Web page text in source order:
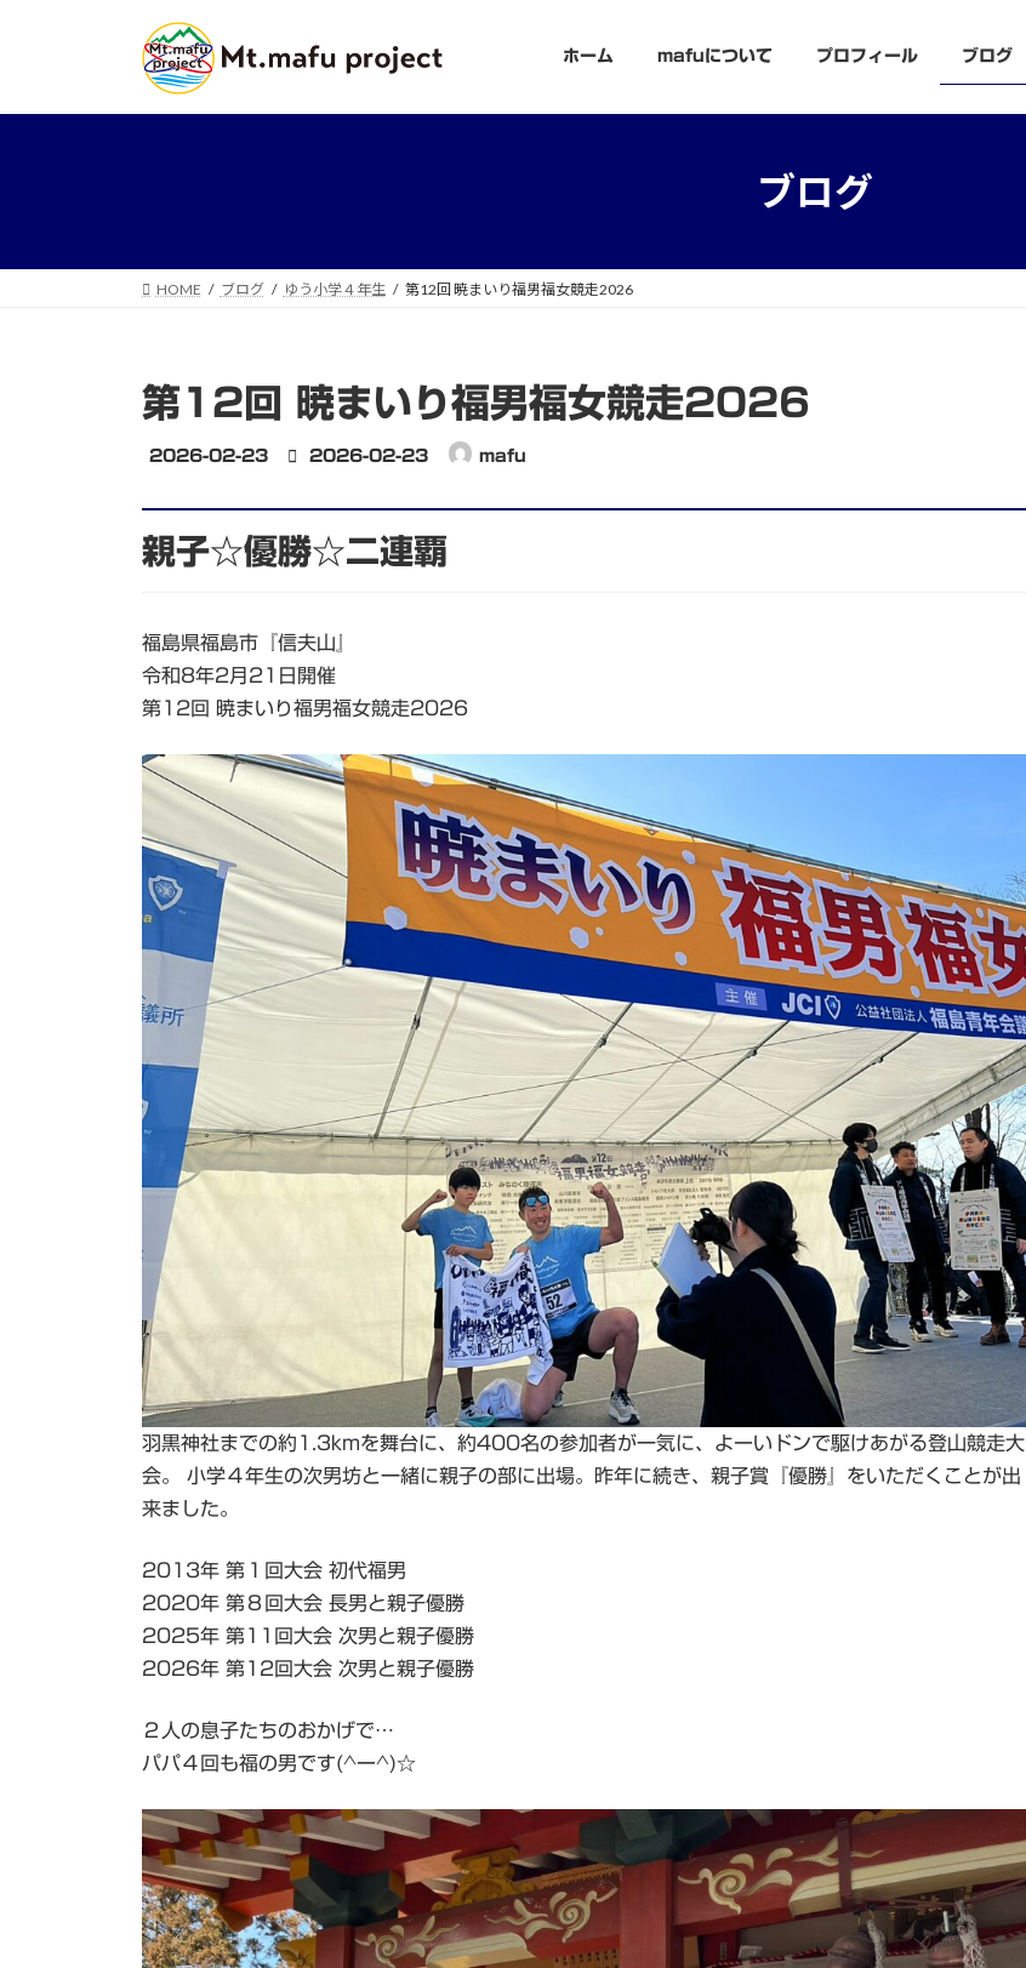
プ
動
ホーム mafuについて プロフィール ブログ
ブログ
HOME ブログ ゆう小学４年生 第12回 暁まいり福男福女競走2026
第12回 暁まいり福男福女競走2026
2026-02-23
最
日
2026-02-23 mafu
親子☆優勝☆二連覇
福島県福島市『信夫山』
令和8年2月21日開催
第12回 暁まいり福男福女競走2026
羽黒神社までの約1.3kmを舞台に、約400名の参加者が一気に、よーいドンで駆けあがる登山競走大
会。 小学４年生の次男坊と一緒に親子の部に出場。昨年に続き、親子賞『優勝』をいただくことが出
来ました。
2013年 第１回大会 初代福男
2020年 第８回大会 長男と親子優勝
2025年 第11回大会 次男と親子優勝
2026年 第12回大会 次男と親子優勝
２人の息子たちのおかげで…
パパ４回も福の男です(^ー^)☆